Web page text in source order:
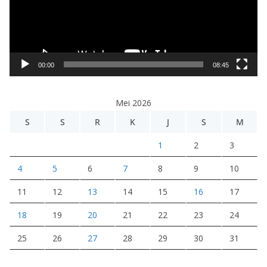
d
00:00 08:45
Mei 2026
S
S R K J S M
1 2 3
4 5 6 7 8 9 10
11 12 13 14 15 16 17
18 19 20 21 22 23 24
25 26 27 28 29 30 31